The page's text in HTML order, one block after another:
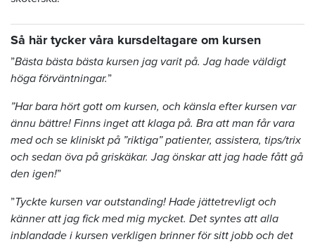
Så här tycker våra kursdeltagare om kursen
”Bästa bästa bästa kursen jag varit på. Jag hade väldigt
höga förväntningar.”
”Har bara hört gott om kursen, och känsla efter kursen var
ännu bättre! Finns inget att klaga på. Bra att man får vara
med och se kliniskt på ”riktiga” patienter, assistera, tips/trix
och sedan öva på griskäkar. Jag önskar att jag hade fått gå
den igen!”
”Tyckte kursen var outstanding! Hade jättetrevligt och
känner att jag fick med mig mycket. Det syntes att alla
inblandade i kursen verkligen brinner för sitt jobb och det